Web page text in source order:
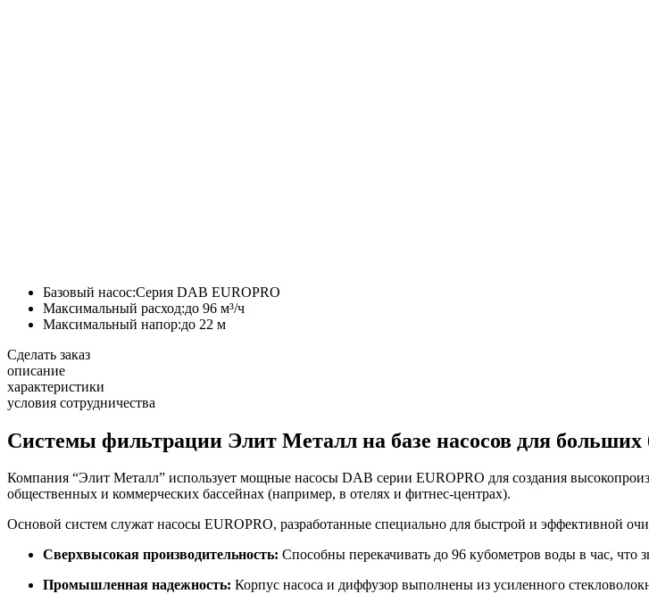
Базовый насос:Серия DAB EUROPRO
Максимальный расход:до 96 м³/ч
Максимальный напор:до 22 м
Сделать заказ
описание
характеристики
условия сотрудничества
Системы фильтрации Элит Металл на базе насосов для больших
Компания “Элит Металл” использует мощные насосы DAB серии EUROPRO для создания
общественных и коммерческих бассейнах (например, в отелях и фитнес-центрах).
Основой систем служат насосы EUROPRO, разработанные специально для быстрой и эффективной
Сверхвысокая производительность: Способны перекачивать до 96 кубометров воды в час, что
Промышленная надежность: Корпус насоса и диффузор выполнены из усиленного